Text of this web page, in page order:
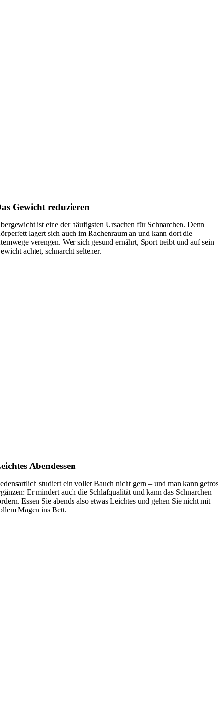
Gewicht reduzieren
ist eine der häufigsten Ursachen für Schnarchen. Denn
lagert sich auch im Rachenraum an und kann dort die
verengen. Wer sich gesund ernährt, Sport treibt und auf sein
achtet, schnarcht seltener.
Abendessen
studiert ein voller Bauch nicht gern – und man kann
Er mindert auch die Schlafqualität und kann das Schnarchen
Essen Sie abends also etwas Leichtes und gehen Sie nicht mit
Magen ins Bett.